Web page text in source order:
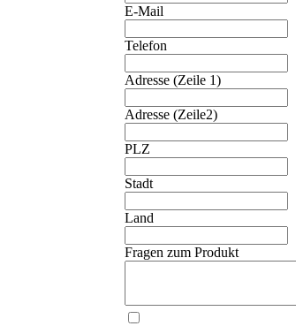
E-Mail
Telefon
Adresse (Zeile 1)
Adresse (Zeile2)
PLZ
Stadt
Land
Fragen zum Produkt